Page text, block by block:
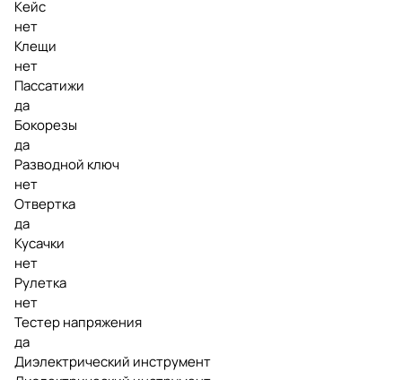
Кейс
нет
Клещи
нет
Пассатижи
да
Бокорезы
да
Разводной ключ
нет
Отвертка
да
Кусачки
нет
Рулетка
нет
Тестер напряжения
да
Диэлектрический инструмент